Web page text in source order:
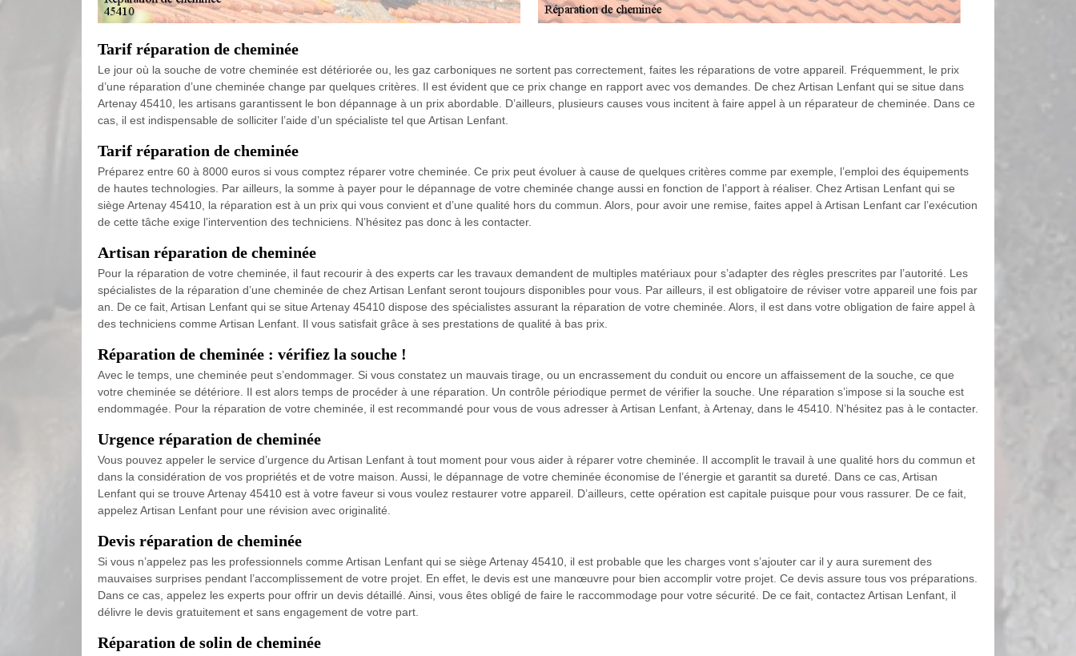
Tarif réparation de cheminée
Le jour où la souche de votre cheminée est détériorée ou, les gaz carboniques ne sortent pas correctement, faites les réparations de votre appareil. Fréquemment, le prix
d’une réparation d’une cheminée change par quelques critères. Il est évident que ce prix change en rapport avec vos demandes. De chez Artisan Lenfant qui se situe dans
Artenay 45410, les artisans garantissent le bon dépannage à un prix abordable. D’ailleurs, plusieurs causes vous incitent à faire appel à un réparateur de cheminée. Dans ce
cas, il est indispensable de solliciter l’aide d’un spécialiste tel que Artisan Lenfant.
Tarif réparation de cheminée
Préparez entre 60 à 8000 euros si vous comptez réparer votre cheminée. Ce prix peut évoluer à cause de quelques critères comme par exemple, l’emploi des équipements
de hautes technologies. Par ailleurs, la somme à payer pour le dépannage de votre cheminée change aussi en fonction de l’apport à réaliser. Chez Artisan Lenfant qui se
siège Artenay 45410, la réparation est à un prix qui vous convient et d’une qualité hors du commun. Alors, pour avoir une remise, faites appel à Artisan Lenfant car l’exécution
de cette tâche exige l’intervention des techniciens. N’hésitez pas donc à les contacter.
Artisan réparation de cheminée
Pour la réparation de votre cheminée, il faut recourir à des experts car les travaux demandent de multiples matériaux pour s’adapter des règles prescrites par l’autorité. Les
spécialistes de la réparation d’une cheminée de chez Artisan Lenfant seront toujours disponibles pour vous. Par ailleurs, il est obligatoire de réviser votre appareil une fois par
an. De ce fait, Artisan Lenfant qui se situe Artenay 45410 dispose des spécialistes assurant la réparation de votre cheminée. Alors, il est dans votre obligation de faire appel à
des techniciens comme Artisan Lenfant. Il vous satisfait grâce à ses prestations de qualité à bas prix.
Réparation de cheminée : vérifiez la souche !
Avec le temps, une cheminée peut s’endommager. Si vous constatez un mauvais tirage, ou un encrassement du conduit ou encore un affaissement de la souche, ce que
votre cheminée se détériore. Il est alors temps de procéder à une réparation. Un contrôle périodique permet de vérifier la souche. Une réparation s’impose si la souche est
endommagée. Pour la réparation de votre cheminée, il est recommandé pour vous de vous adresser à Artisan Lenfant, à Artenay, dans le 45410. N’hésitez pas à le contacter.
Urgence réparation de cheminée
Vous pouvez appeler le service d’urgence du Artisan Lenfant à tout moment pour vous aider à réparer votre cheminée. Il accomplit le travail à une qualité hors du commun et
dans la considération de vos propriétés et de votre maison. Aussi, le dépannage de votre cheminée économise de l’énergie et garantit sa dureté. Dans ce cas, Artisan
Lenfant qui se trouve Artenay 45410 est à votre faveur si vous voulez restaurer votre appareil. D’ailleurs, cette opération est capitale puisque pour vous rassurer. De ce fait,
appelez Artisan Lenfant pour une révision avec originalité.
Devis réparation de cheminée
Si vous n’appelez pas les professionnels comme Artisan Lenfant qui se siège Artenay 45410, il est probable que les charges vont s’ajouter car il y aura surement des
mauvaises surprises pendant l’accomplissement de votre projet. En effet, le devis est une manœuvre pour bien accomplir votre projet. Ce devis assure tous vos préparations.
Dans ce cas, appelez les experts pour offrir un devis détaillé. Ainsi, vous êtes obligé de faire le raccommodage pour votre sécurité. De ce fait, contactez Artisan Lenfant, il
délivre le devis gratuitement et sans engagement de votre part.
Réparation de solin de cheminée